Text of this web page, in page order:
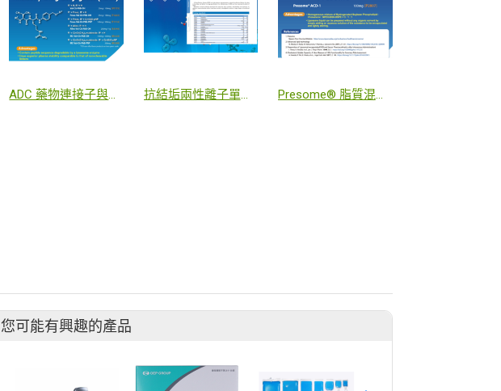
ADC 藥物連接子與樹枝狀聚合物 (Dendrimers) 抗結垢兩性離子單體 (Zwitterionic Monomers) Presome® 脂質混合物與 LNP 傳輸技術
您可能有興趣的產品